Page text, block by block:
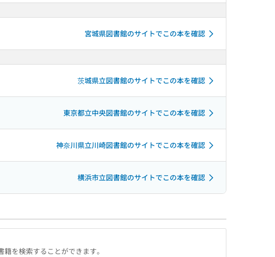
宮城県図書館のサイトでこの本を確認
茨城県立図書館のサイトでこの本を確認
東京都立中央図書館のサイトでこの本を確認
神奈川県立川崎図書館のサイトでこの本を確認
横浜市立図書館のサイトでこの本を確認
を検索することができます。